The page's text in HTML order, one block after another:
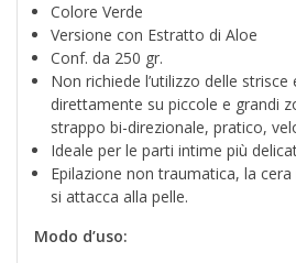
Colore Verde
Versione con Estratto di Aloe
Conf. da 250 gr.
Non richiede l’utilizzo delle strisce
direttamente su piccole e grandi
strappo bi-direzionale, pratico,
Ideale per le parti intime più
Epilazione non traumatica, la
si attacca alla pelle.
Modo d’uso: